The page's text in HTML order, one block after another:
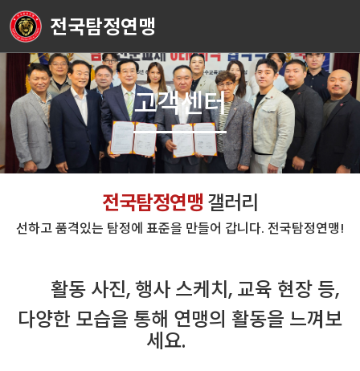
전국탐정연맹
고객센터
전국탐정연맹 갤러리
선하고 품격있는 탐정에 표준을 만들어 갑니다. 전국탐정연맹!
활동 사진, 행사 스케치, 교육 현장 등,
다양한 모습을 통해 연맹의 활동을 느껴보
세요.